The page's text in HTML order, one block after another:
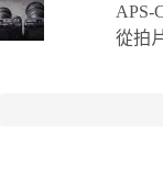
APS-
從拍